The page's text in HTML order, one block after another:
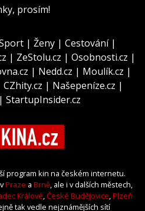
prosím!
| Ženy | Cestování|
| ZeStolu.cz | Osobnosti.cz |
| Nedd.cz | Moulík.cz |
CZhity.cz | Našepeníze.cz |
| StartupInsider.cz
program kin na českém internetu.
Praze a Brně, ale i v dalších městech,
Králové,České Budějovice,Plzeň
tak vedle nejznámějších sítí